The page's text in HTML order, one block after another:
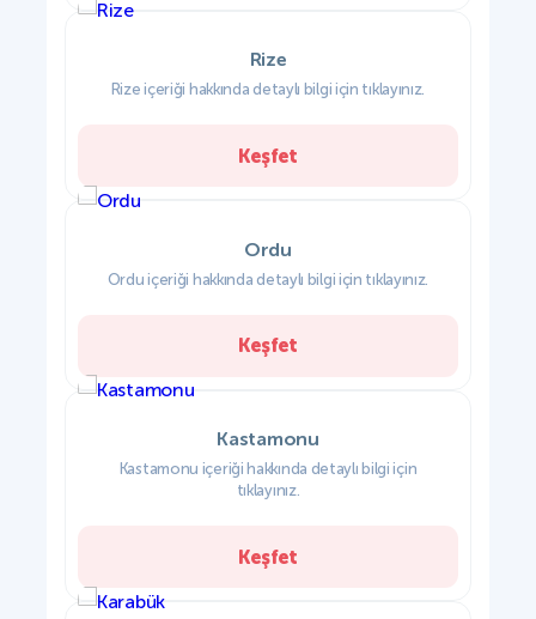
Rize
Rize içeriği hakkında detaylı bilgi için tıklayınız.
Keşfet
Ordu
Ordu içeriği hakkında detaylı bilgi için tıklayınız.
Keşfet
Kastamonu
Kastamonu içeriği hakkında detaylı bilgi için
tıklayınız.
Keşfet